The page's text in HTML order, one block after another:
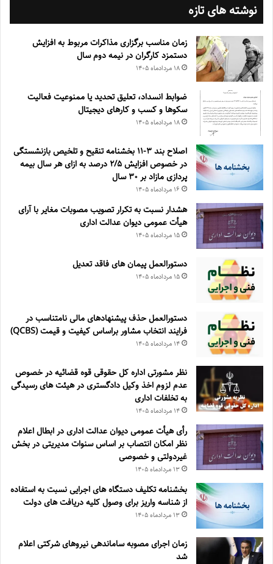
نوشته های تازه
زمان مناسب برگزاری مذاکرات مربوط به افزایش
دستمزد کارگران در نیمه دوم سال
۱۸ مرداد‌ماه ۱۴۰۵
ضوابط انسداد، تعليق تحديد يا ممنوعيت فعاليت
سكوها و كسب و كارهای ديجيتال
۱۸ مرداد‌ماه ۱۴۰۵
اصلاح بند ۳‏-۱۱ بخشنامه تنقیح و تلخیص بازنشستگی
در خصوص افزایش ۵‏‏‏‏‏‏‏‏‏/۲ درصد به ازای هر سال بیمه
پردازی مازاد بر ۳۰‏ سال
۱۶ مرداد‌ماه ۱۴۰۵
هشدار نسبت به تکرار تصویب مصوبات مغایر با آرای
هیأت عمومی دیوان عدالت اداری
۱۵ مرداد‌ماه ۱۴۰۵
دستورالعمل پیمان های فاقد تعدیل
۱۵ مرداد‌ماه ۱۴۰۵
دستورالعمل حذف پيشنهادهای مالی نامتناسب در
فرايند انتخاب مشاور براساس كيفيت و قيمت (QCBS)
۱۴ مرداد‌ماه ۱۴۰۵
نظر مشورتی اداره کل حقوقی قوه قضائیه در خصوص
عدم لزوم اخذ وکیل دادگستری در هیئت های رسیدگی
به تخلفات اداری
۱۴ مرداد‌ماه ۱۴۰۵
رأی هیأت عمومی دیوان عدالت اداری در ابطال اعلام
نظر امکان انتصاب بر اساس سنوات مدیریتی در بخش
غیردولتی و خصوصی
۱۳ مرداد‌ماه ۱۴۰۵
بخشنامه تکلیف دستگاه های اجرایی نسبت به استفاده
از شناسه واریز برای وصول کلیه دریافت های دولت
۱۳ مرداد‌ماه ۱۴۰۵
زمان اجرای مصوبه ساماندهی نیروهای شرکتی اعلام
شد